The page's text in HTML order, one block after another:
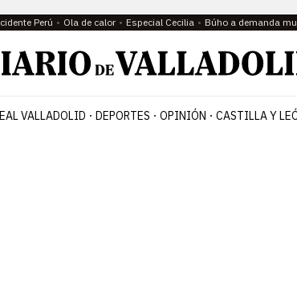
Perú Ola de calor Especial Cecilia Búho a demanda
VALLADOLID DEPORTES OPINIÓN CASTILLA Y